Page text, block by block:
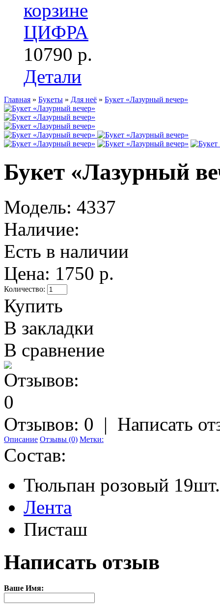
10790 р.
Детали
Главная » Букеты » Для неё » Букет «Лазурный вечер»
Букет «Лазурный
Модель: 4337
Наличие:
Есть в наличии
Цена: 1750 р.
Количество:
Купить
В закладки
В сравнение
Отзывов: 0 | Написать
Описание Отзывы (0) Метки:
Состав:
Тюльпан розовый 19шт.
Лента
Писташ
Написать отзыв
Ваше Имя: